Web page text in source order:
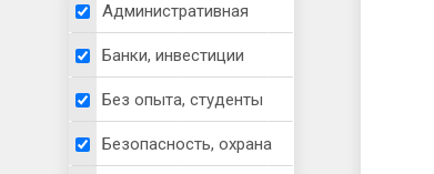
Административная
Банки, инвестиции
Без опыта, студенты
Безопасность, охрана